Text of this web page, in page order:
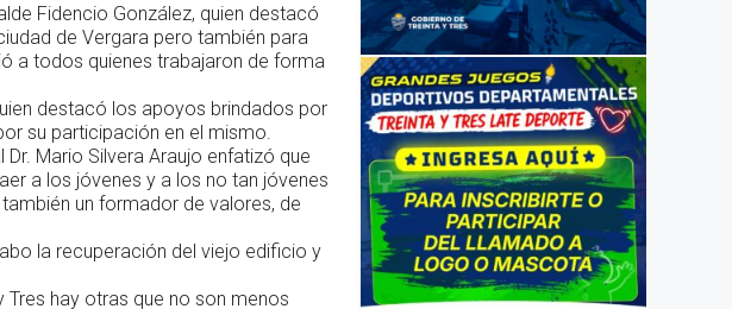
Fidencio González, quien destacó
de Vergara pero también para
a todos quienes trabajaron de forma
destacó los apoyos brindados por
su participación en el mismo.
Mario Silvera Araujo enfatizó que
a los jóvenes y a los no tan jóvenes
un formador de valores, de
la recuperación del viejo edificio y
hay otras que no son menos